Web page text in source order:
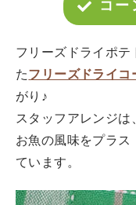
コー
フリーズドライポテ
たフリーズドライコ
がり♪
スタッフアレンジは
お魚の風味をプラス
ています。